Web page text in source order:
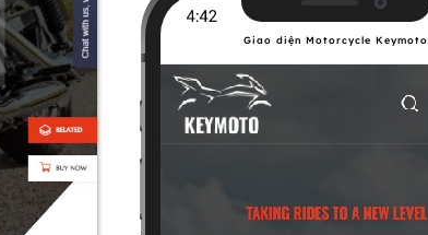
Giao diện Motorcycle Keymoto